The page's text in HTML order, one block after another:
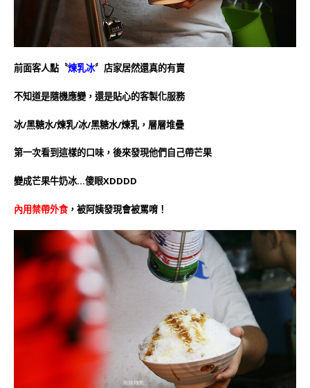
前面客人點〝煉乳冰〞店家居然還真的有賣
不知道是隨機應變，還是貼心的客製化服務
冰/黑糖水/煉乳/冰/黑糖水/煉乳，層層堆疊
第一次看到這樣的口味，後來發現他們自己帶芒果
變成芒果牛奶冰…傻眼XDDDD
內用禁帶外食，被阿姨發現會被罵唷！